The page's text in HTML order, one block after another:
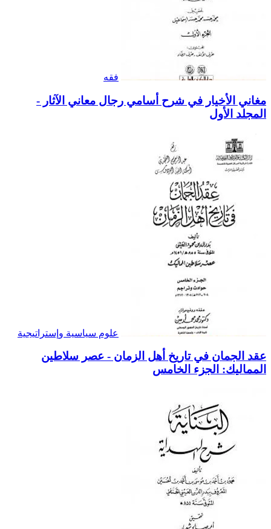
فقه
مغاني الأخيار في شرح أسامي رجال معاني الآثار -
المجلد الأول
علوم سياسية وإستراتيجية
عقد الجمان في تاريخ أهل الزمان - عصر سلاطين
المماليك: الجزء الخامس